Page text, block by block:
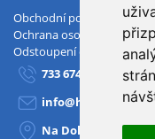
Obchodní podmínky
Ochrana osobních údajů
Odstoupení od smlouvy
733 674 293
info@hydapress.cz
Na Dolech 109,